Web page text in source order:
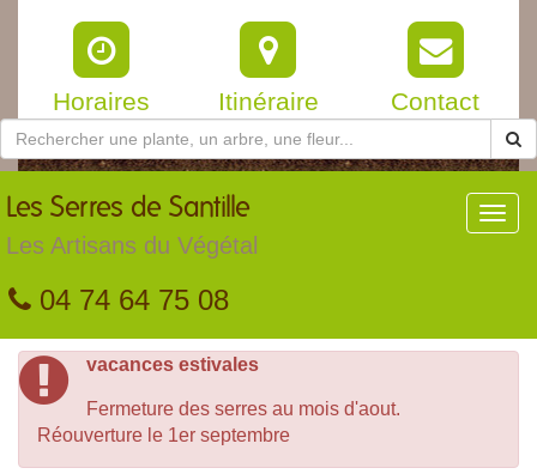
Horaires Itinéraire Contact
Les Serres de Santille
Les Artisans du Végétal
04 74 64 75 08
vacances estivales
Fermeture des serres au mois d'aout.
Réouverture le 1er septembre